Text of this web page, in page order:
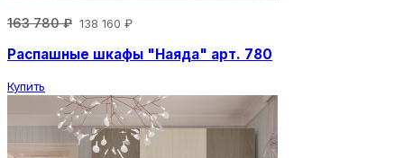
163 780 ₽ 138 160 ₽
Распашные шкафы "Наяда" арт. 780
Купить